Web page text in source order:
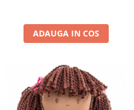
ADAUGA IN COS